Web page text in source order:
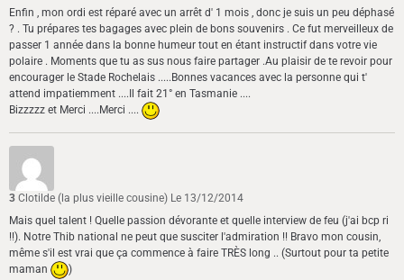
Enfin , mon ordi est réparé avec un arrêt d' 1 mois , donc je suis un peu déphasé
? . Tu prépares tes bagages avec plein de bons souvenirs . Ce fut merveilleux de
passer 1 année dans la bonne humeur tout en étant instructif dans votre vie
polaire . Moments que tu as sus nous faire partager .Au plaisir de te revoir pour
encourager le Stade Rochelais .....Bonnes vacances avec la personne qui t'
attend impatiemment ....Il fait 21° en Tasmanie ....
Bizzzzz et Merci ....Merci ....
3 Clotilde (la plus vieille cousine) Le 13/12/2014
Mais quel talent ! Quelle passion dévorante et quelle interview de feu (j'ai bcp ri
!!). Notre Thib national ne peut que susciter l'admiration !! Bravo mon cousin,
même s'il est vrai que ça commence à faire TRÈS long .. (Surtout pour ta petite
maman
)